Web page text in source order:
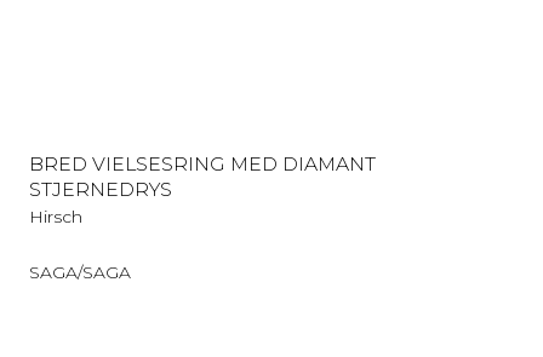
BRED VIELSESRING MED DIAMANT
STJERNEDRYS
Hirsch
SAGA/SAGA